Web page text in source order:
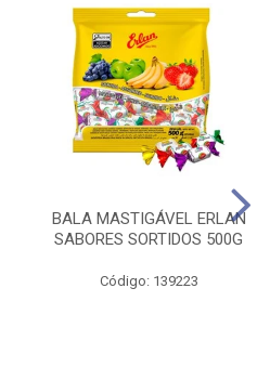
BALA MASTIGÁVEL ERLAN
SABORES SORTIDOS 500G
Código: 139223